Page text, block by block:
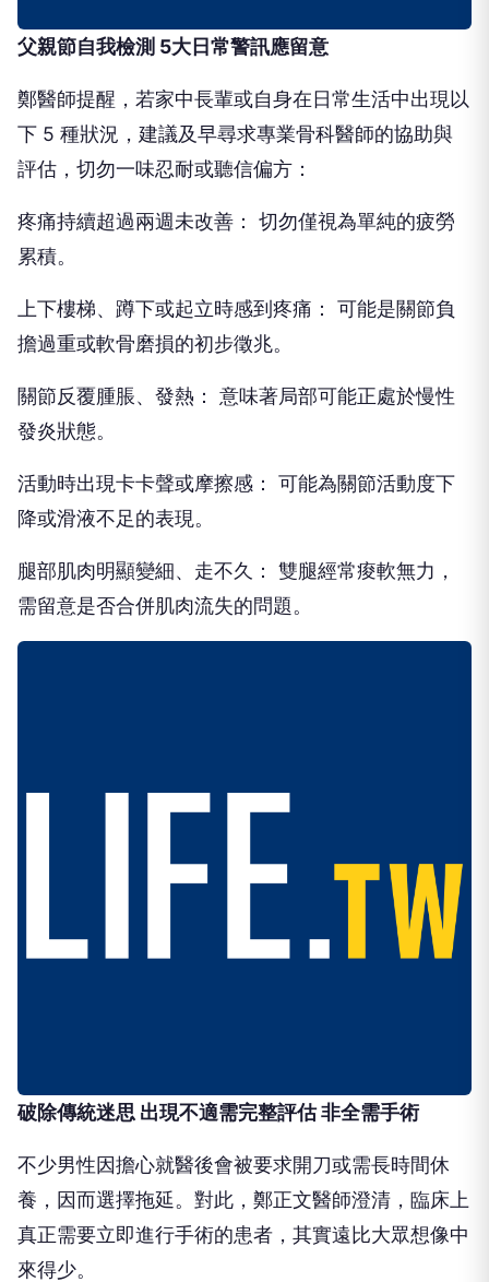
父親節自我檢測 5大日常警訊應留意
鄭醫師提醒，若家中長輩或自身在日常生活中出現以
下 5 種狀況，建議及早尋求專業骨科醫師的協助與
評估，切勿一味忍耐或聽信偏方：
疼痛持續超過兩週未改善： 切勿僅視為單純的疲勞
累積。
上下樓梯、蹲下或起立時感到疼痛： 可能是關節負
擔過重或軟骨磨損的初步徵兆。
關節反覆腫脹、發熱： 意味著局部可能正處於慢性
發炎狀態。
活動時出現卡卡聲或摩擦感： 可能為關節活動度下
降或滑液不足的表現。
腿部肌肉明顯變細、走不久： 雙腿經常痠軟無力，
需留意是否合併肌肉流失的問題。
破除傳統迷思 出現不適需完整評估 非全需手術
不少男性因擔心就醫後會被要求開刀或需長時間休
養，因而選擇拖延。對此，鄭正文醫師澄清，臨床上
真正需要立即進行手術的患者，其實遠比大眾想像中
來得少。